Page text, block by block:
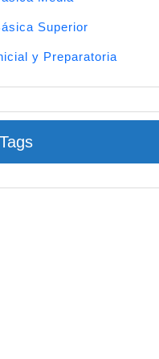
Superior
y Preparatoria
Tags